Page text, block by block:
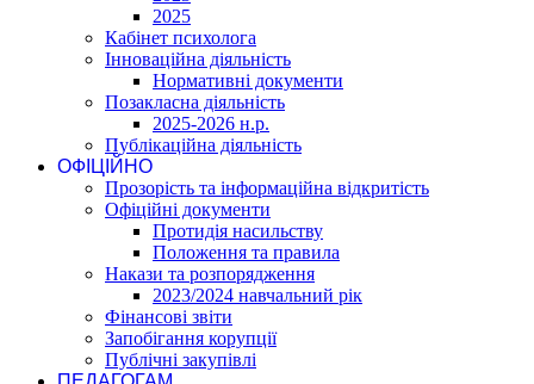
2025
Кабінет психолога
Інноваційна діяльність
Нормативні документи
Позакласна діяльність
2025-2026 н.р.
Публікаційна діяльність
ОФІЦІЙНО
Прозорість та інформаційна відкритість
Офіційні документи
Протидія насильству
Положення та правила
Накази та розпорядження
2023/2024 навчальний рік
Фінансові звіти
Запобігання корупції
Публічні закупівлі